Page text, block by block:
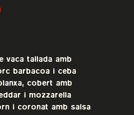
vaca tallada amb
barbacoa i ceba
cobert amb
i mozzarella
i coronat amb salsa